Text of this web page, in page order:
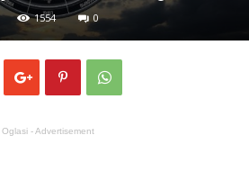
1554 0
Oglasi - Advertisement